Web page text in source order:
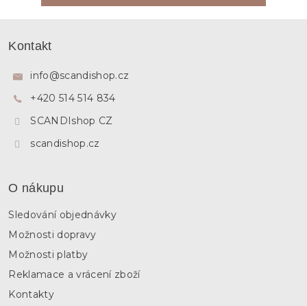
Kontakt
info@scandishop.cz
+420 514 514 834
SCANDIshop CZ
scandishop.cz
O nákupu
Sledování objednávky
Možnosti dopravy
Možnosti platby
Reklamace a vrácení zboží
Kontakty